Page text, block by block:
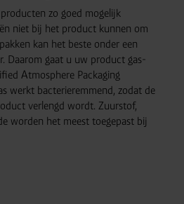
zo goed mogelijk
niet bij het product kunnen om
kan het beste onder een
Daarom gaat u uw product gas-
Atmosphere Packaging
werkt bacterieremmend, zodat de
verlengd wordt. Zuurstof,
worden het meest toegepast bij